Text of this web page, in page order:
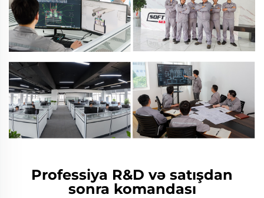
Professiya R&D və satışdan
sonra komandası